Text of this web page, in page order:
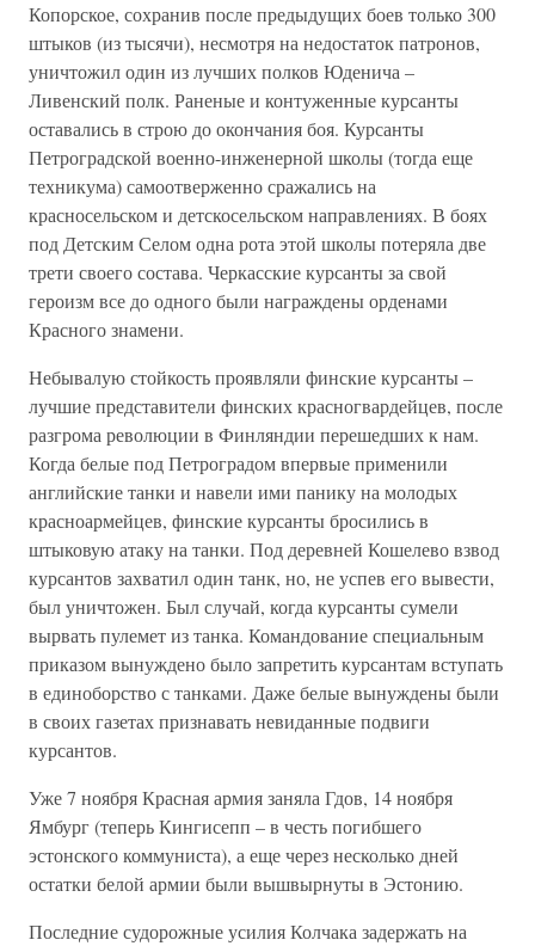
Копорское, сохранив после предыдущих боев только 300
штыков (из тысячи), несмотря на недостаток патронов,
уничтожил один из лучших полков Юденича –
Ливенский полк. Раненые и контуженные курсанты
оставались в строю до окончания боя. Курсанты
Петроградской военно-инженерной школы (тогда еще
техникума) самоотверженно сражались на
красносельском и детскосельском направлениях. В боях
под Детским Селом одна рота этой школы потеряла две
трети своего состава. Черкасские курсанты за свой
героизм все до одного были награждены орденами
Красного знамени.
Небывалую стойкость проявляли финские курсанты –
лучшие представители финских красногвардейцев, после
разгрома революции в Финляндии перешедших к нам.
Когда белые под Петроградом впервые применили
английские танки и навели ими панику на молодых
красноармейцев, финские курсанты бросились в
штыковую атаку на танки. Под деревней Кошелево взвод
курсантов захватил один танк, но, не успев его вывести,
был уничтожен. Был случай, когда курсанты сумели
вырвать пулемет из танка. Командование специальным
приказом вынуждено было запретить курсантам вступать
в единоборство с танками. Даже белые вынуждены были
в своих газетах признавать невиданные подвиги
курсантов.
Уже 7 ноября Красная армия заняла Гдов, 14 ноября
Ямбург (теперь Кингисепп – в честь погибшего
эстонского коммуниста), а еще через несколько дней
остатки белой армии были вышвырнуты в Эстонию.
Последние судорожные усилия Колчака задержать на